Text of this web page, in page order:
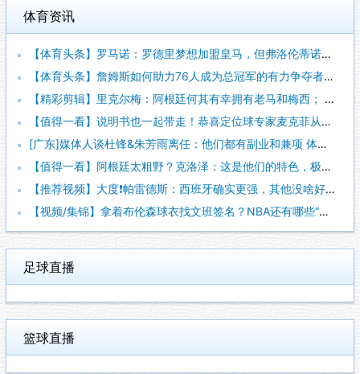
体育资讯
【体育头条】罗马诺：罗德里梦想加盟皇马，但弗洛伦蒂诺尚未批准
【体育头条】詹姆斯如何助力76人成为总冠军的有力争夺者？组织
【精彩剪辑】里克尔梅：阿根廷何其有幸拥有老马和梅西； 体力充
【值得一看】说明书也一起带走！恭喜定位球专家麦克菲从维拉转投
[广东]媒体人谈杜锋&朱芳雨离任：他们都有副业和兼项 体育唯
【值得一看】阿根廷太粗野？克洛泽：这是他们的特色，极其强调对
【推荐视频】大度❗️帕雷德斯：西班牙确实更强，其他没啥好辟谣
【视频/集锦】拿着布伦森球衣找文班签名？NBA还有哪些“贴脸
足球直播
篮球直播